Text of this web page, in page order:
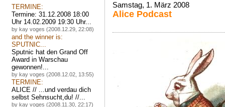
TERMINE:
Termine: 31.12.2008 18:00
Uhr 14.02.2009 19:30 Uhr...
by kay voges (2008.12.29, 22:08)
and the winner is:
SPUTNIC...
Sputnic hat den Grand Off
Award in Warschau
gewonnen!...
by kay voges (2008.12.02, 13:55)
TERMINE:
ALICE // ...und verdau dich
selbst Sehnsucht,du! //...
by kay voges (2008.11.30, 22:17)
Samstag, 1. März 2008
Alice Podcast